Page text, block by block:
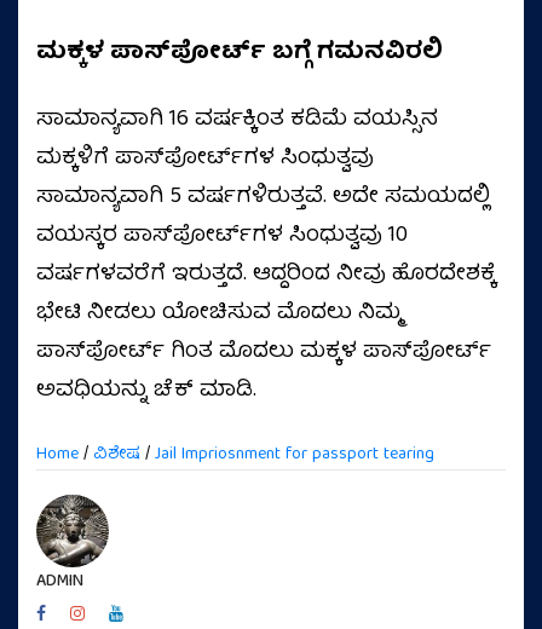
ಮಕ್ಕಳ ಪಾಸ್‌ಪೋರ್ಟ್‌ ಬಗ್ಗೆ ಗಮನವಿರಲಿ
ಸಾಮಾನ್ಯವಾಗಿ 16 ವರ್ಷಕ್ಕಿಂತ ಕಡಿಮೆ ವಯಸ್ಸಿನ
ಮಕ್ಕಳಿಗೆ ಪಾಸ್‌ಪೋರ್ಟ್‌ಗಳ ಸಿಂಧುತ್ವವು
ಸಾಮಾನ್ಯವಾಗಿ 5 ವರ್ಷಗಳಿರುತ್ತವೆ. ಅದೇ ಸಮಯದಲ್ಲಿ
ವಯಸ್ಕರ ಪಾಸ್‌ಪೋರ್ಟ್‌ಗಳ ಸಿಂಧುತ್ವವು 10
ವರ್ಷಗಳವರೆಗೆ ಇರುತ್ತದೆ. ಆದ್ದರಿಂದ ನೀವು ಹೊರದೇಶಕ್ಕೆ
ಭೇಟಿ ನೀಡಲು ಯೋಚಿಸುವ ಮೊದಲು ನಿಮ್ಮ
ಪಾಸ್‌ಪೋರ್ಟ್ ಗಿಂತ ಮೊದಲು ಮಕ್ಕಳ ಪಾಸ್‌ಪೋರ್ಟ್
ಅವಧಿಯನ್ನು ಚೆಕ್ ಮಾಡಿ.
Home/ ವಿಶೇಷ/Jail Impriosnment for passport tearing
ADMIN